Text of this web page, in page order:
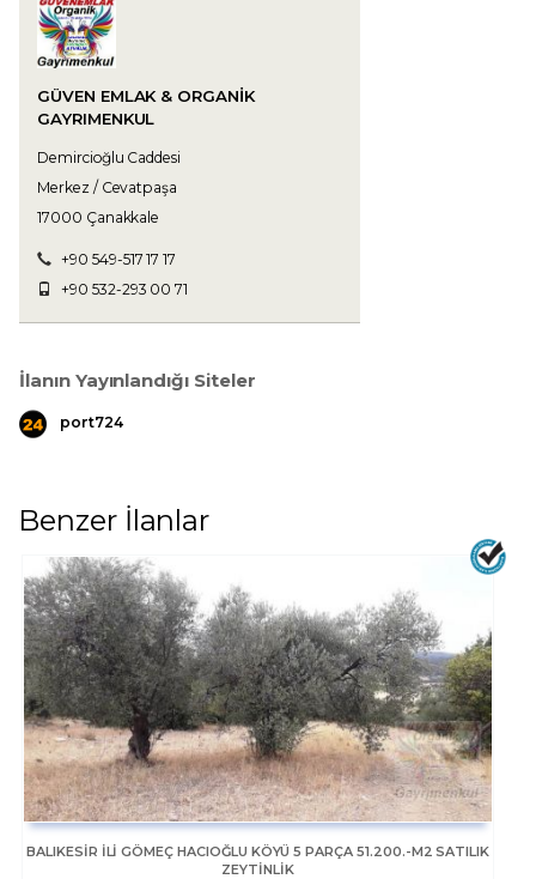
GÜVEN EMLAK & ORGANIK
GAYRIMENKUL
Demircioğlu Caddesi
Merkez / Cevatpaşa
17000 Çanakkale
+90 549-517 17 17
+90 532-293 00 71
İlanın Yayınlandığı Siteler
port724
Benzer İlanlar
BALIKESIR ILI GÖMEÇ HACIOĞLU KÖYÜ 5 PARÇA 51.200.-M2 SATILIK
ZEYTİNLİK